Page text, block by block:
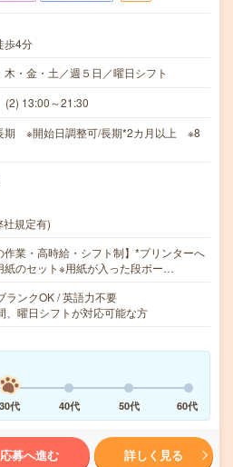
歩4分
木・金・土／週５日／曜日シフト
13:00～21:30
期 ※開始日調整可/長期*2カ月以上 ※8
規定有)
作業・高時給・シフト制】*プリンターへ
紙のセット※用紙が入った段ボー…
ランクOK / 英語力不要
、曜日シフトが対応可能な方
30代 40代 50代 60代
応募へ進む 詳しく見る